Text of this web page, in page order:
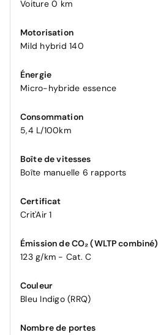
Voiture 0 km
Motorisation
Mild hybrid 140
Énergie
Micro-hybride essence
Consommation
5,4 L/100km
Boîte de vitesses
Boîte manuelle 6 rapports
Certificat
Crit'Air 1
Émission de CO₂ (WLTP combiné)
123 g/km - Cat. C
Couleur
Bleu Indigo (RRQ)
Nombre de portes